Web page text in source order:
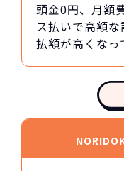
頭金0円、月額
ス払いで高額
払額が高くなっ